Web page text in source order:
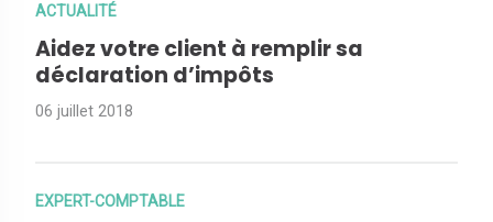
ACTUALITÉ
Aidez votre client à remplir sa
déclaration d’impôts
06 juillet 2018
EXPERT-COMPTABLE